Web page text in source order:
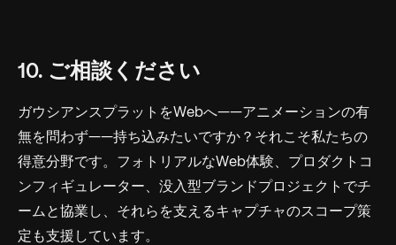
10. ご相談ください
ガウシアンスプラットをWebへ——アニメーションの有
無を問わず——持ち込みたいですか？それこそ私たちの
得意分野です。フォトリアルなWeb体験、プロダクトコ
ンフィギュレーター、没入型ブランドプロジェクトでチ
ームと協業し、それらを支えるキャプチャのスコープ策
定も支援しています。